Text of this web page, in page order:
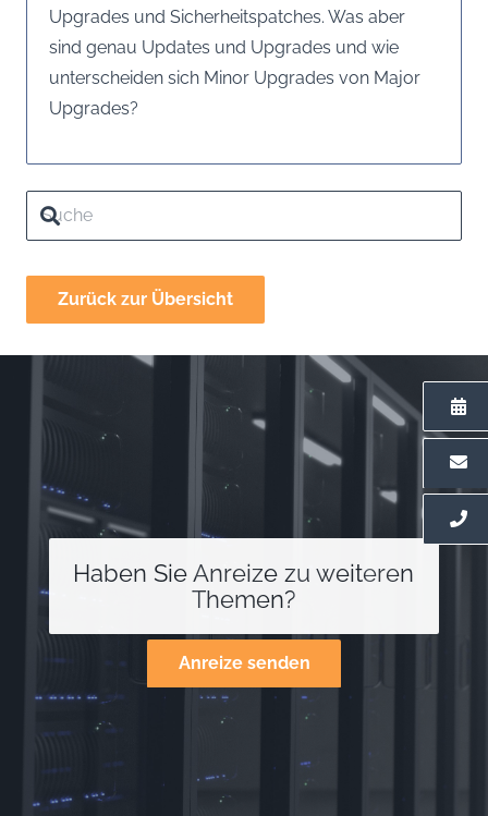
Upgrades und Sicherheitspatches. Was aber
sind genau Updates und Upgrades und wie
unterscheiden sich Minor Upgrades von Major
Upgrades?
Zurück zur Übersicht
Haben Sie Anreize zu weiteren
Themen?
Anreize senden